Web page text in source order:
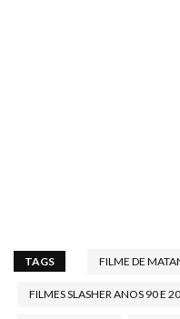
TAGS FILME DE
FILMES SLASHER ANOS 90 E